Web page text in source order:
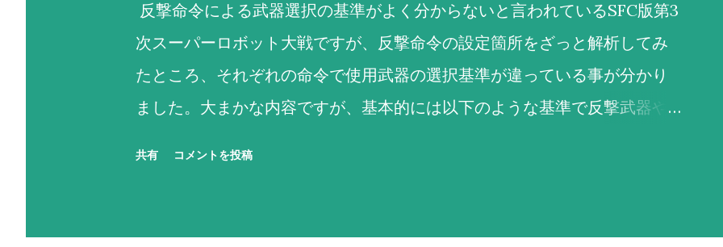
反撃命令による武器選択の基準がよく分からないと言われているSFC版第3
次スーパーロボット大戦ですが、反撃命令の設定箇所をざっと解析してみ
たところ、それぞれの命令で使用武器の選択基準が違っている事が分かり
ました。大まかな内容ですが、基本的には以下のような基準で反撃武器や
中率がゼロになる場合は、次に威力が高く命中率が1%以上ある武器を選択
共有 コメントを投稿